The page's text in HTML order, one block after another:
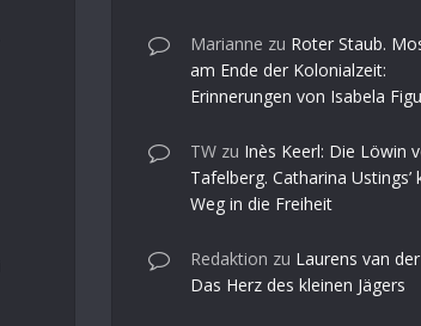
Marianne zu Roter Staub.
am Ende der Kolonialzeit:
Erinnerungen von Isabela
TWzu Inès Keerl: Die Löwin
Tafelberg. Catharina Ustings’
Weg in die Freiheit
Redaktion zu Laurens van
Das Herz des kleinen Jägers